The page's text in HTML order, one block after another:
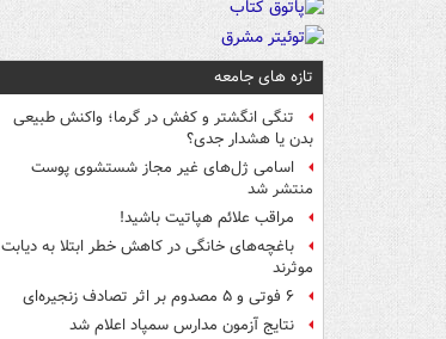
تازه های جامعه
تنگی انگشتر و کفش در گرما؛ واکنش طبیعی
بدن یا هشدار جدی؟
اسامی ژل‌های غیر مجاز شستشوی پوست
منتشر شد
مراقب علائم هپاتیت باشید!
باغچه‌های خانگی در کاهش خطر ابتلا به دیابت
موثرند
۶ فوتی و ۵ مصدوم بر اثر تصادف زنجیره‌ای
نتایج آزمون مدارس سمپاد اعلام شد